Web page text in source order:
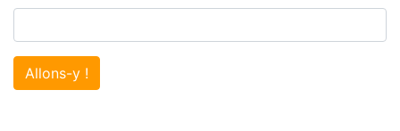
Allons-y !